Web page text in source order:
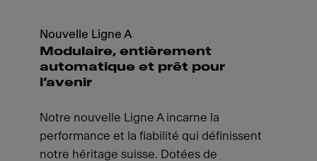
Nouvelle Ligne A
Modulaire, entièrement
automatique et prêt pour
l’avenir
Notre nouvelle Ligne A incarne la
performance et la fiabilité qui définissent
notre héritage suisse. Dotées de